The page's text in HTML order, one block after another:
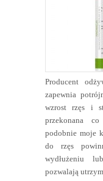
Producent
zapewnia
wzrost rzęs i
przekonana
podobnie moje
do rzęs
wydłużeniu
pozwalają